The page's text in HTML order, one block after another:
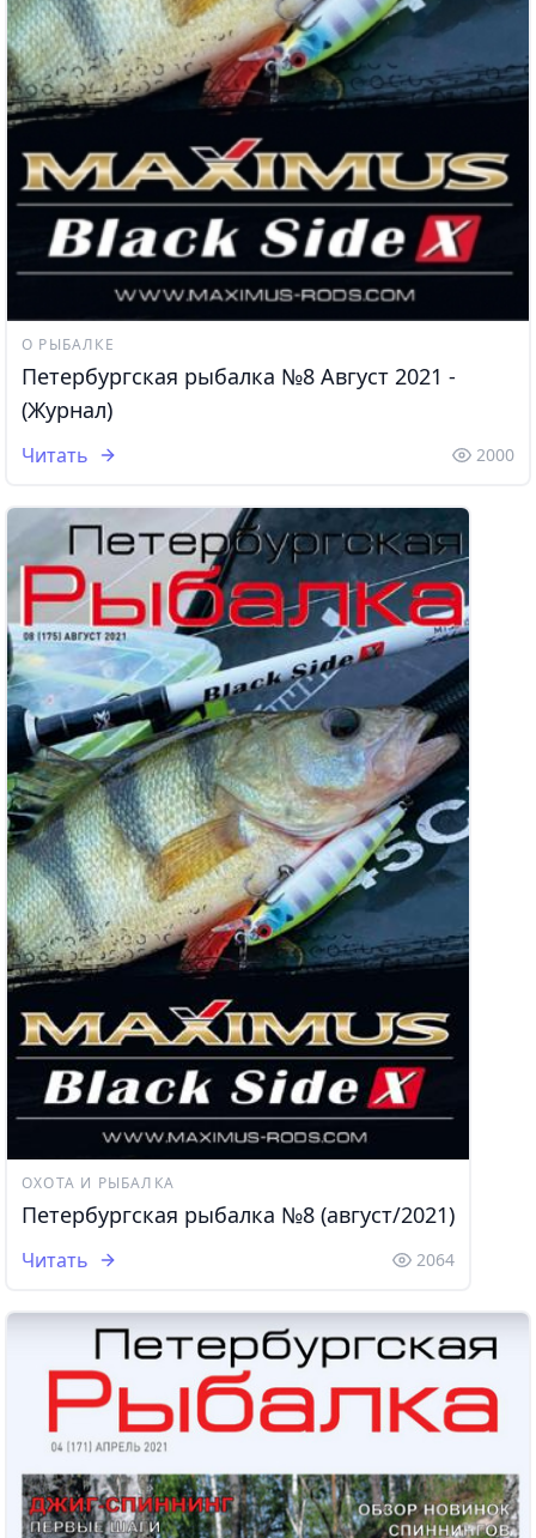
О РЫБАЛКЕ
Петербургская рыбалка №8 Август 2021 -
(Журнал)
Читать 2000
ОХОТА И РЫБАЛКА
Петербургская рыбалка №8 (август/2021)
Читать 2064